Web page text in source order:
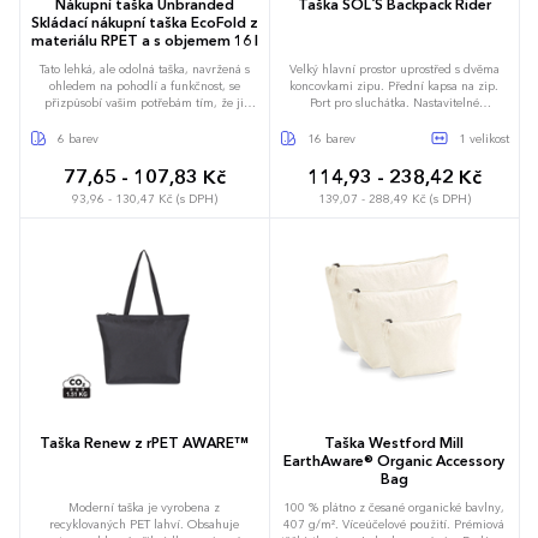
Nákupní taška Unbranded
Skládací nákupní taška EcoFold z
materiálu RPET a s objemem 16 l
Tato lehká, ale odolná taška, navržená s
ohledem na pohodlí a funkčnost, se
přizpůsobí vašim potřebám tím, že ji
poutkem na popruh a můžete ji snadno
rušné dny, spontánní nakupování nebo
jako taška, kterou máte v záloze. Má hlavní
prostornou přihrádku na zip, přední kapsu
vyrobený z recyklovaného polyesteru bez
obsahu PVC. Objemová kapacita: 16 litrů.
6 barev
77,65 - 107,83 Kč
93,96 - 130,47 Kč (s DPH)
Taška SOL´S Backpack Rider
Velký hlavní prostor uprostřed s dvěma
koncovkami zipu. Přední kapsa na zip.
Port pro sluchátka. Nastavitelné
Polstrovaná záda. Dodávka bez
16 barev 1 velikost
114,93 - 238,42 Kč
139,07 - 288,49 Kč (s DPH)
14 x 28 x 40 cm
Taška Renew z rPET AWARE™
Moderní taška je vyrobena z
recyklovaných PET lahví. Obsahuje
Taška Westford Mill
EarthAware® Organic Accessory
Bag
100 % plátno z česané organické bavlny,
407 g/m². Víceúčelové použití. Prémiová